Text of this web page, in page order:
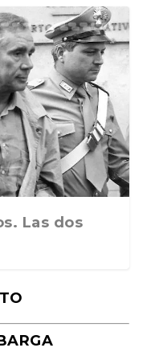
Las dos